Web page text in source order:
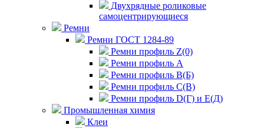
Двухрядные роликовые
самоцентрирующиеся
Ремни
Ремни ГОСТ 1284-89
Ремни профиль Z(0)
Ремни профиль А
Ремни профиль В(Б)
Ремни профиль С(В)
Ремни профиль D(Г) и E(Д)
Промышленная химия
Клеи